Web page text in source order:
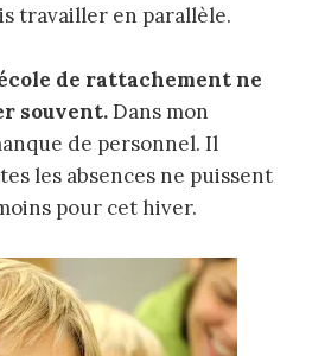
travailler en parallèle.
de rattachement ne
souvent.Dans mon
de personnel. Il
les absences ne puissent
pour cet hiver.